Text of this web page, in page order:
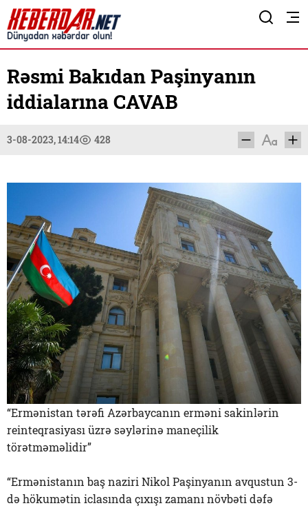
Rəsmi Bakıdan Paşinyanın
iddialarına CAVAB
3-08-2023, 14:14 428
“Ermənistan tərəfi Azərbaycanın erməni sakinlərin
reinteqrasiyası üzrə səylərinə maneçilik
törətməməlidir”
“Ermənistanın baş naziri Nikol Paşinyanın avqustun 3-
də hökumətin iclasında çıxışı zamanı növbəti dəfə